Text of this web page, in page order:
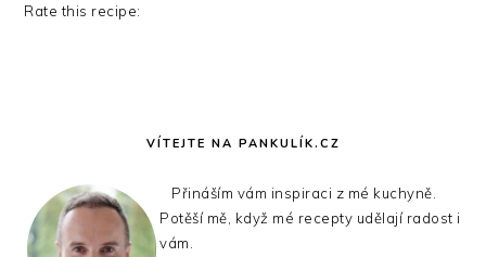
Rate this recipe:
VÍTEJTE NA PANKULÍK.CZ
Přináším vám inspiraci z mé kuchyně.
Potěší mě, když mé recepty udělají radost i
vám.